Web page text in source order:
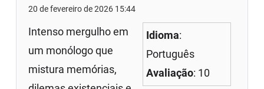
20 de fevereiro de 2026 15:44
Idioma:
Português
Avaliação: 10
Intenso mergulho em
um monólogo que
mistura memórias,